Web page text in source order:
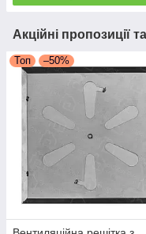
Акційні пропозиції
Топ –50%